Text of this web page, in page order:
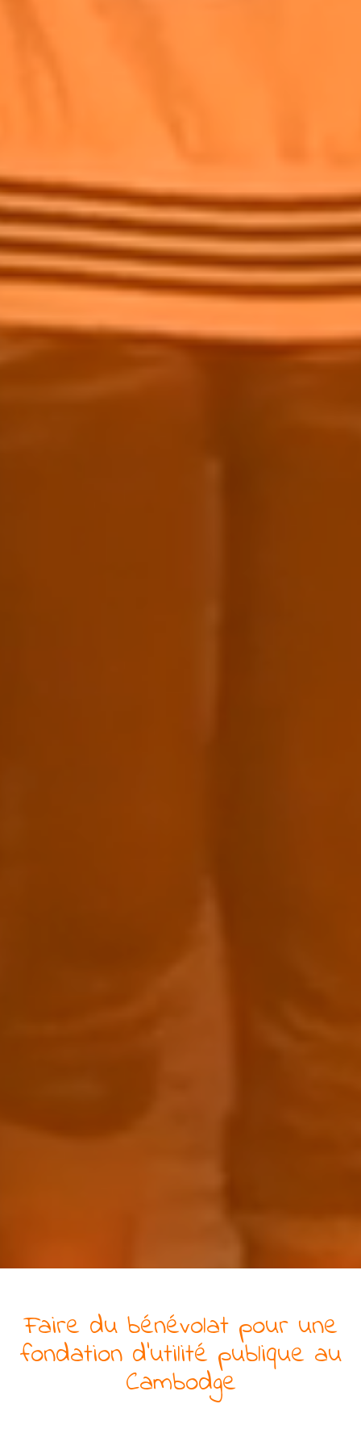
Faire du bénévolat pourune
fondation d'utilité publique au
Cambodge